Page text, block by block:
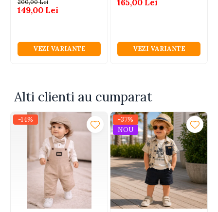
luni
200,00 Lei
149,00 Lei
VEZI VARIANTE
165,00 Lei
VEZI VARIANTE
Alti clienti au cumparat
-14%
-37%
NOU